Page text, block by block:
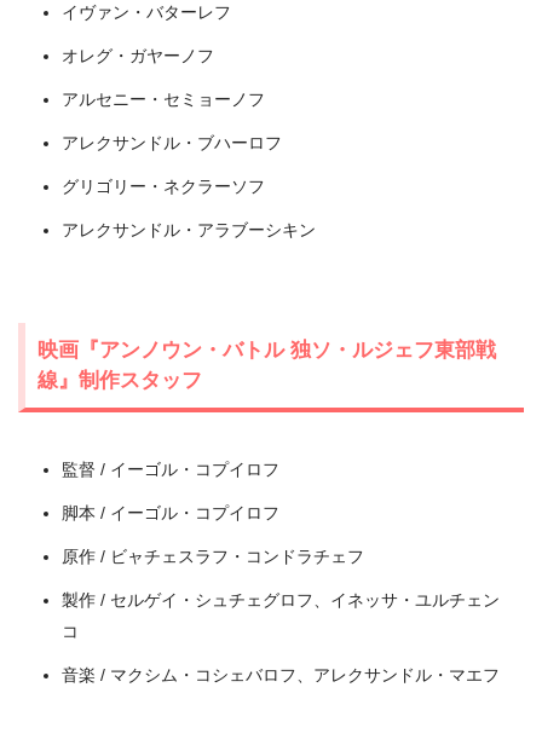
＼＼31日間無料!!お試し解約もOK／／
今すぐ無料でU-NEXTで見る
イヴァン・バターレフ
オレグ・ガヤーノフ
アルセニー・セミョーノフ
アレクサンドル・ブハーロフ
グリゴリー・ネクラーソフ
アレクサンドル・アラブーシキン
映画『アンノウン・バトル 独ソ・ルジェフ東部戦
線』制作スタッフ
監督 / イーゴル・コプイロフ
脚本 / イーゴル・コプイロフ
原作 / ビャチェスラフ・コンドラチェフ
製作 / セルゲイ・シュチェグロフ、イネッサ・ユルチェン
コ
音楽 / マクシム・コシェバロフ、アレクサンドル・マエフ